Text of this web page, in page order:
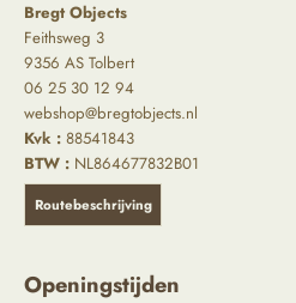
Bregt Objects
Feithsweg 3
9356 AS Tolbert
06 25 30 12 94
webshop@bregtobjects.nl
Kvk : 88541843
BTW : NL864677832B01
Routebeschrijving
Openingstijden